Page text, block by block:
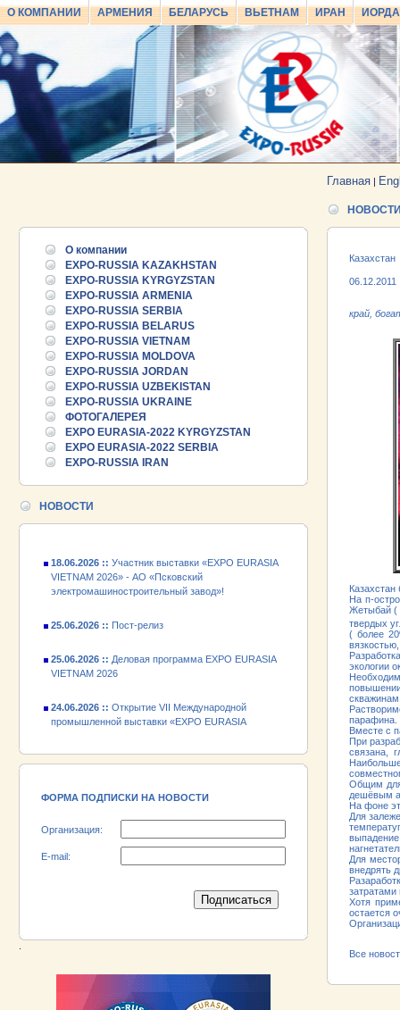
О КОМПАНИИ АРМЕНИЯ БЕЛАРУСЬ ВЬЕТНАМ ИРАН
Главная |
О компании
EXPO-RUSSIA KAZAKHSTAN
EXPO-RUSSIA KYRGYZSTAN
EXPO-RUSSIA ARMENIA
EXPO-RUSSIA SERBIA
EXPO-RUSSIA BELARUS
EXPO-RUSSIA VIETNAM
EXPO-RUSSIA MOLDOVA
EXPO-RUSSIA JORDAN
EXPO-RUSSIA UZBEKISTAN
EXPO-RUSSIA UKRAINE
ФОТОГАЛЕРЕЯ
EXPO EURASIA-2022 KYRGYZSTAN
EXPO EURASIA-2022 SERBIA
EXPO-RUSSIA IRAN
НОВОСТИ
VIETNAM 2026
промышленной выставки «EXPO EURASIA
VIETNAM 2026»
18.06.2026 ::Участник выставки «EXPO EURASIA
VIETNAM 2026» - АО «Псковский
25.06.2026 :: Пост-релиз
25.06.2026 ::Деловая программа EXPO EURASIA
VIETNAM 2026
VIETNAM 2026»
VIETNAM 2026» - АО «Псковский
электромашиностроительный завод»!
ФОРМА ПОДПИСКИ НА НОВОСТИ
Организация:
E-mail:
Казахстан
06.12.2011
край,
На п-
Жетыбай (
твердых
( более
экологии
Вместе с
При
связана,
Общим для
дешёвым
На фоне
Для
Для
внедрять
затратами
Хотя
остается
Все